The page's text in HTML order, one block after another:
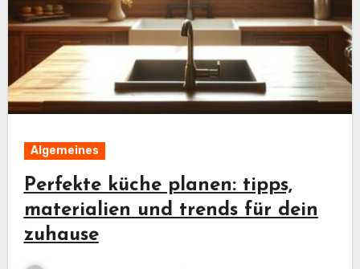
Algemeines
Perfekte küche planen: tipps,
materialien und trends für dein
zuhause